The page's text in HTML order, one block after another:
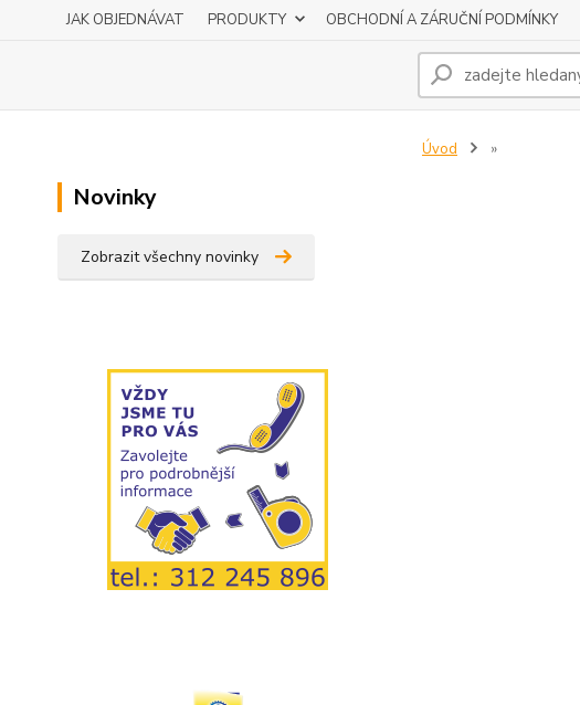
JAK OBJEDNÁVAT PRODUKTY OBCHODNÍ A ZÁRUČNÍ PODMÍNKY
Novinky
Zobrazit všechny novinky
Úvod »